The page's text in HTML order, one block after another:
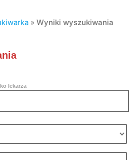
»Wyniki wyszukiwania
lekarza